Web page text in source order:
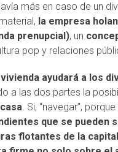
más en caso de un
la empresa
prenupcial), un
pop y relaciones
ayudará a los
a las dos partes la
. Si, “navegar”, porque
que se pueden
flotantes de la